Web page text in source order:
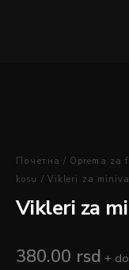
Почетна / Oprema za
kosu / Vikleri za
Vikleri za
380.00 rsd +
minival
model
količina